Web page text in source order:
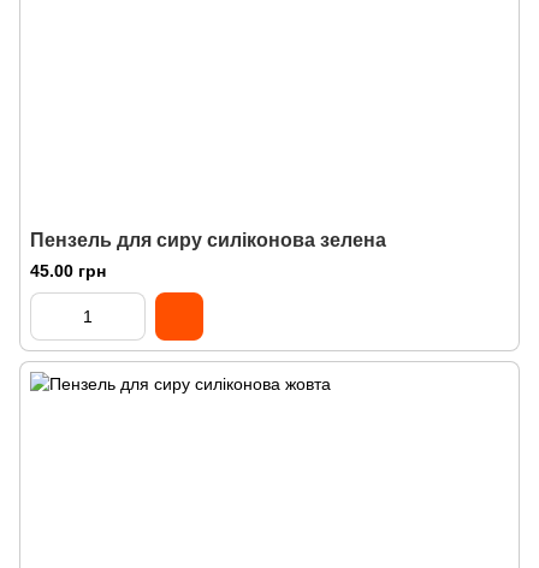
Пензель для сиру силіконова зелена
45.00 грн